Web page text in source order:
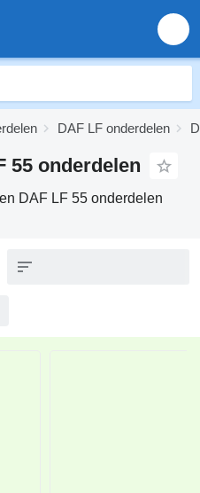
DAF LF onderdelen
55 onderdelen
DAF LF 55 onderdelen